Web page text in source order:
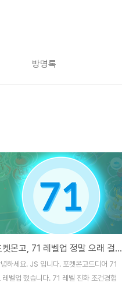
방명록
포켓몬고, 71 레벨업 정말 오래 걸린 렙업!
하세요. JS 입니다. 포켓몬고드디어 71
레벨업 했습니다. 71 레벨 진화 조건경험